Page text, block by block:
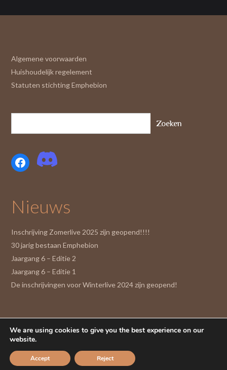
Algemene voorwaarden
Huishoudelijk regelement
Statuten stichting Emphebion
Zoeken
Facebook
Nieuws
Inschrijving Zomerlive 2025 zijn geopend!!!!
30 jarig bestaan Emphebion
Jaargang 6 – Editie 2
Jaargang 6 – Editie 1
De inschrijvingen voor Winterlive 2024 zijn geopend!
Thema door Out the Box
We are using cookies to give you the best experience on our
website.
Accept Reject